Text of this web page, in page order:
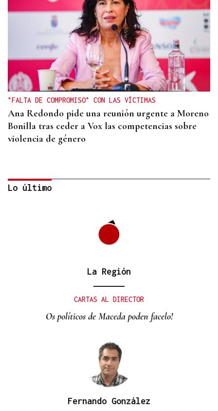
"FALTA DE COMPROMISO" CON LAS VÍCTIMAS
Ana Redondo pide una reunión urgente a Moreno
Bonilla tras ceder a Vox las competencias sobre
violencia de género
Gráfico | España roza los 50 millones de habitantes
Lo último
La Región
CARTAS AL DIRECTOR
Os políticos de Maceda poden facelo!
Fernando González